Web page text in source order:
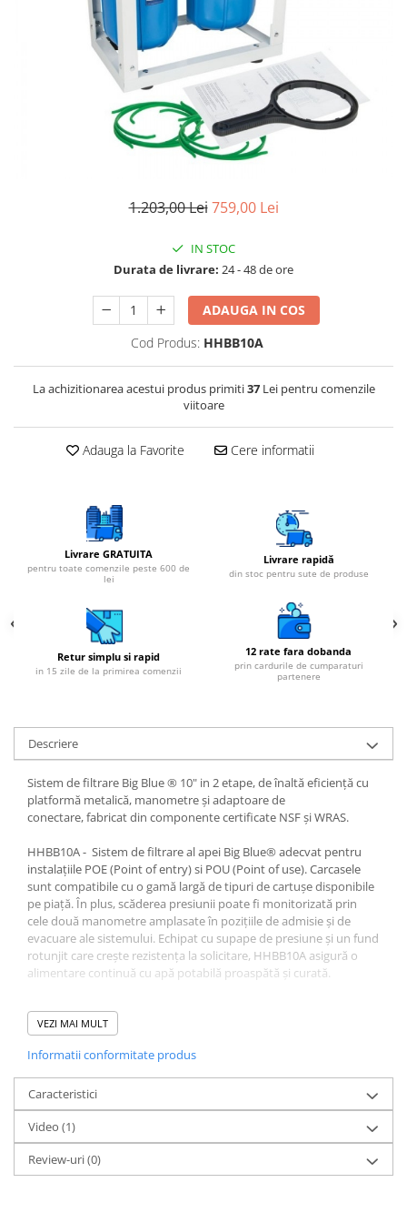
Lampi UV de schimb
Medii de filtrare
Pompe de presiune
Contoare si debitmetre
1.203,00 Lei 759,00 Lei
IN STOC
Durata de livrare: 24 - 48 de ore
ADAUGA IN COS
Cod Produs: HHBB10A
La achizitionarea acestui produs primiti37Lei pentru comenzile
viitoare
Adauga la Favorite Cere informatii
Livrare GRATUITA
pentru toate comenzile peste 600 de
lei
Livrare rapidă
din stoc pentru sute de produse
Retur simplu si rapid
in 15 zile de la primirea comenzii
12 rate fara dobanda
prin cardurile de cumparaturi
partenere
Descriere
Sistem de filtrare Big Blue ® 10" in 2 etape, de înaltă eficiență cu
platformă metalică, manometre și adaptoare de
conectare, fabricat din componente certificate NSF și WRAS.
HHBB10A - Sistem de filtrare al apei Big Blue® adecvat pentru
instalațiile POE (Point of entry) si POU (Point of use). Carcasele
sunt compatibile cu o gamă largă de tipuri de cartușe disponibile
pe piață. În plus, scăderea presiunii poate fi monitorizată prin
cele două manometre amplasate în pozițiile de admisie și de
evacuare ale sistemului. Echipat cu supape de presiune și un fund
rotunjit care crește rezistența la solicitare, HHBB10A asigură o
alimentare continuă cu apă potabilă proaspătă și curată.
CONȚINUTUL SISTEMULUI ȘI SPECIFICAȚIILE
- Platforma metalica
- 2 manometre cu extensii din alamă
- 2 inele centralizatoare bacteriostatice
- Cheie pentru filtru: FXWR1BB-BL
- Instrucțiuni de instalare
Conexiuni in/out : 1"
Dimensiunile sistemului (înălțime x lățime x lungime): 360 x 220 x
VEZI MAI MULT
Informatii conformitate produs
Caracteristici
Video (1)
Review-uri(0)